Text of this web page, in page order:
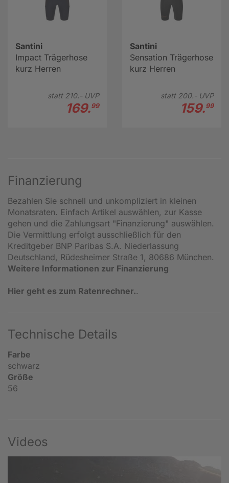
Santini
Impact Trägerhose
kurz Herren
statt 210.-UVP
169.99
Santini
Sensation Trägerhose
kurz Herren
statt 200.-UVP
159.99
Finanzierung
Bezahlen Sie schnell und unkompliziert in kleinen
Monatsraten. Einfach Artikel auswählen, zur Kasse
gehen und die Zahlungsart "Finanzierung" auswählen.
Die Vermittlung erfolgt ausschließlich für den
Kreditgeber BNP Paribas S.A. Niederlassung
Deutschland, Rüdesheimer Straße 1, 80686 München.
Weitere Informationen zur Finanzierung
Hier geht es zum Ratenrechner..
Technische Details
Farbe
schwarz
Größe
56
Videos